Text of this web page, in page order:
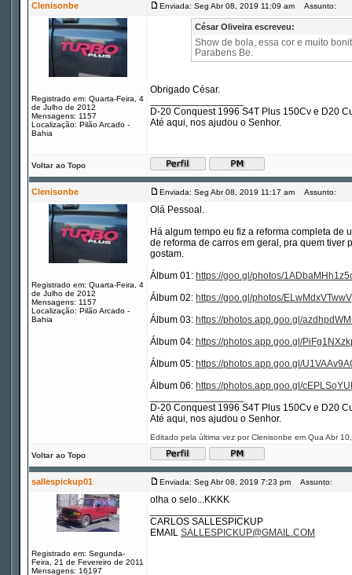
Clenisonbe Enviada: Seg Abr 08, 2019 11:09 am Assunto:
Registrado em: Quarta-Feira, 4
de Julho de 2012
Mensagens: 1157
Localização: Pilão Arcado -
Bahia
César Oliveira escreveu:
Show de bola, essa cor e muito
Parabens Be.
Obrigado César.
D-20 Conquest 1996 S4T Plus 150Cv e D20
Até aqui, nos ajudou o Senhor.
Voltar ao Topo
Clenisonbe Enviada: Seg Abr 08, 2019 11:17 am Assunto:
Registrado em: Quarta-Feira, 4
de Julho de 2012
Mensagens: 1157
Localização: Pilão Arcado -
Bahia
Olá Pessoal.
Há algum tempo eu fiz a reforma completa de
de reforma de carros em geral, pra quem tiver
gostam.
Álbum 01: https://goo.gl/photos/
Álbum 02: https://goo.gl/photos/
Álbum 03: https://photos.app.goo.gl/
Álbum 04: https://photos.app.goo.gl/
Álbum 05: https://photos.app.goo.gl/
Álbum 06: https://photos.app.goo.gl/
D-20 Conquest 1996 S4T Plus 150Cv e D20
Até aqui, nos ajudou o Senhor.
Editado pela última vez por Clenisonbe em Qua Abr
Voltar ao Topo
sallespickup01 Enviada: Seg Abr 08, 2019 7:23 pm Assunto:
Registrado em: Segunda-
Feira, 21 de Fevereiro de 2011
Mensagens: 16197
olha o selo...KKKK
CARLOS SALLESPICKUP
EMAIL SALLESPICKUP@GMAIL.COM